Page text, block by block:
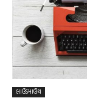
લાઉડમાઉથ